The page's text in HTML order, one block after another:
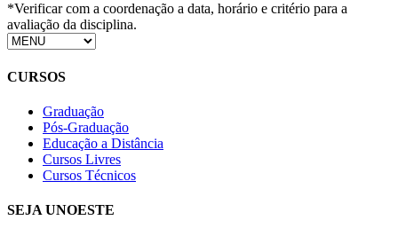
*Verificar com a coordenação a data, horário e critério para a
avaliação da disciplina.
CURSOS
Graduação
Pós-Graduação
Educação a Distância
Cursos Livres
Cursos Técnicos
SEJA UNOESTE